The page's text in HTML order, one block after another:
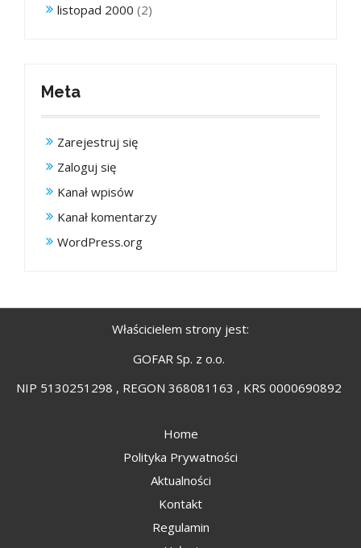
listopad 2000 (2)
Meta
Zarejestruj się
Zaloguj się
Kanał wpisów
Kanał komentarzy
WordPress.org
Właścicielem strony jest:
GOFAR Sp. z o.o.
NIP 5130251298 , REGON 368081163 , KRS 0000690892
Home
Polityka Prywatności
Aktualności
Kontakt
Regulamin